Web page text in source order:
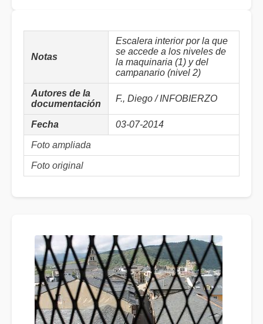
Notas
Escalera interior por la que
se accede a los niveles de
la maquinaria (1) y del
campanario (nivel 2)
Autores de la
documentación
F., Diego / INFOBIERZO
Fecha 03-07-2014
Foto ampliada
Foto original